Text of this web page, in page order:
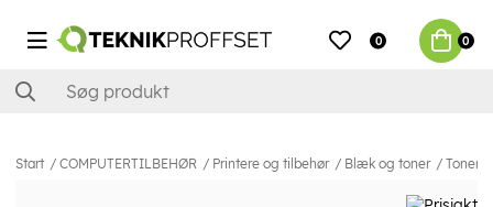
0 0
Start COMPUTERTILBEHØR Printere og tilbehør Blæk og toner Toner